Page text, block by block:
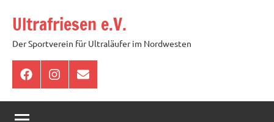
Inhalt
springen
Ultrafriesen e.V.
Der Sportverein für Ultraläufer im Nordwesten
FacebookInstagram
E-
Mail